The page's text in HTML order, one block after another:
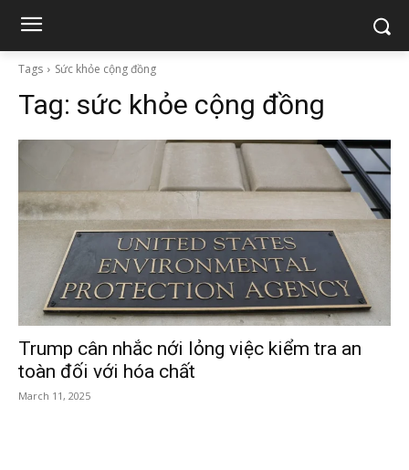
Tags Sức khỏe cộng đồng
Tag: sức khỏe cộng đồng
Trump cân nhắc nới lỏng việc kiểm tra an
toàn đối với hóa chất
March 11, 2025